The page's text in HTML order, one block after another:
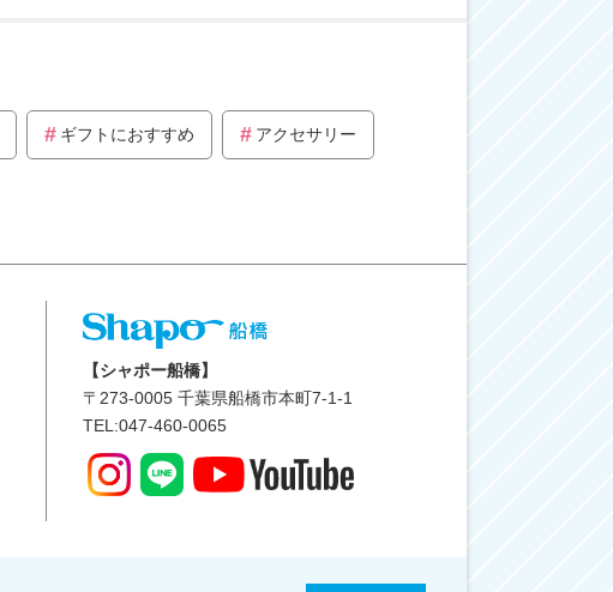
ギフトにおすすめ アクセサリー
【シャポー船橋】
〒 273-0005 千葉県船橋市本町7-1-1
TEL:047-460-0065